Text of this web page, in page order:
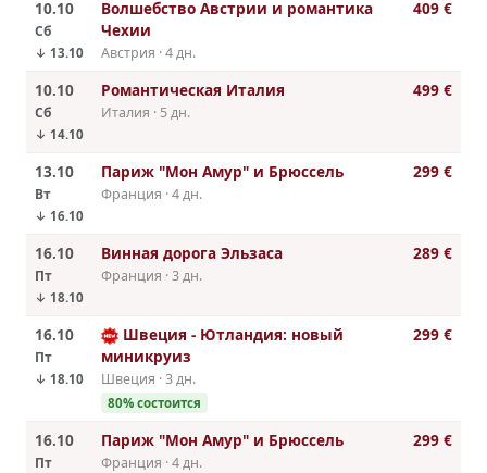
10.10
Сб
↓ 13.10
Волшебство Австрии и романтика
Чехии
Австрия · 4 дн.
409 €
10.10
Сб
↓ 14.10
Романтическая Италия
Италия · 5 дн.
499 €
13.10
Вт
↓ 16.10
Париж "Мон Амур" и Брюссель
Франция · 4 дн.
299 €
16.10
Пт
↓ 18.10
Винная дорога Эльзаса
Франция · 3 дн.
289 €
16.10
Пт
↓ 18.10
Швеция - Ютландия: новый
миникруиз
Швеция · 3 дн.
80% состоится
299 €
16.10
Пт
Париж "Мон Амур" и Брюссель
Франция · 4 дн.
299 €